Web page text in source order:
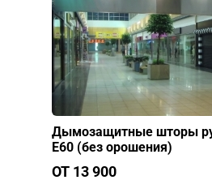
Дымозащитные шторы
E60 (без орошения)
ОТ 13 900